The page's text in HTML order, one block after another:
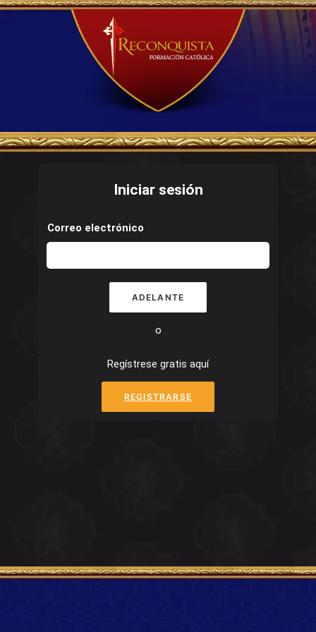
Iniciar sesión
Correo electrónico
ADELANTE
o
Regístrese gratis aquí
REGISTRARSE